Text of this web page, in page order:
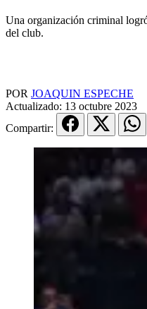
Una organización criminal
del club.
POR JOAQUIN ESPECHE
Actualizado: 13 octubre 2023
Compartir: